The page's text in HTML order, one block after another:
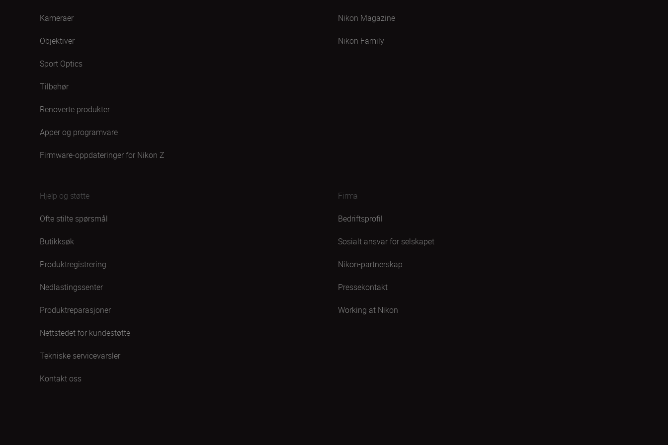
Kameraer
Objektiver
Sport Optics
Tilbehør
Renoverte produkter
Apper og programvare
Firmware-oppdateringer for Nikon Z
Nikon Magazine
Nikon Family
Hjelp og støtte
Ofte stilte spørsmål
Butikksøk
Produktregistrering
Nedlastingssenter
Produktreparasjoner
Nettstedet for kundestøtte
Tekniske servicevarsler
Kontakt oss
Firma
Bedriftsprofil
Sosialt ansvar for selskapet
Nikon-partnerskap
Pressekontakt
Working at Nikon